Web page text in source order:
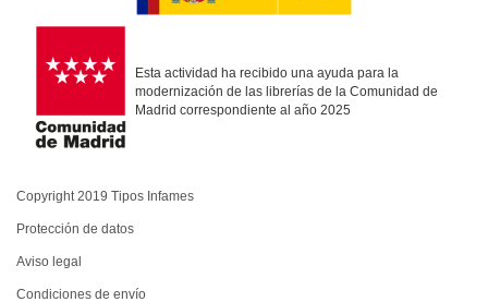
Esta actividad ha recibido una ayuda para la
modernización de las librerías de la Comunidad de
Madrid correspondiente al año 2025
Copyright 2019 Tipos Infames
Protección de datos
Aviso legal
Condiciones de envío